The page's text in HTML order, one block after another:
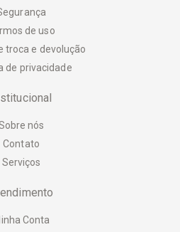
de uso
troca e devolução
de privacidade
nós
Contato
Serviços
Conta